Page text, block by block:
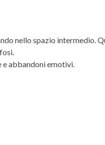
nello spazio intermedio.
e abbandoni emotivi.